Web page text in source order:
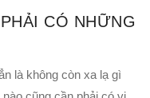
CÓ NHỮNG
là không còn xa lạ gì